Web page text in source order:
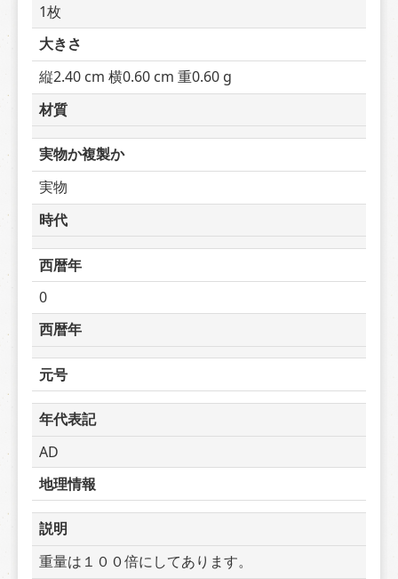
1枚
大きさ
縦2.40 cm 横0.60 cm 重0.60 g
材質
実物か複製か
実物
時代
西暦年
0
西暦年
元号
年代表記
AD
地理情報
説明
重量は１００倍にしてあります。